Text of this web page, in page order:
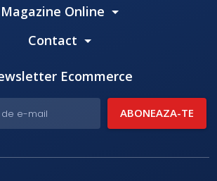
Magazine Online
Contact
Ecommerce